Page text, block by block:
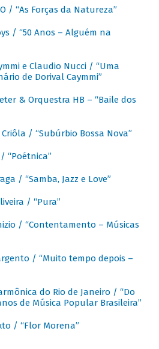
/ “As Forças da Natureza”
/ “50 Anos – Alguém na
e Claudio Nucci / “Uma
de Dorival Caymmi”
& Orquestra HB – “Baile dos
/ “Subúrbio Bossa Nova”
“Poétnica”
/ “Samba, Jazz e Love”
/ “Pura”
/ “Contentamento – Músicas
/ “Muito tempo depois –
do Rio de Janeiro / “Do
de Música Popular Brasileira”
/ “Flor Morena”